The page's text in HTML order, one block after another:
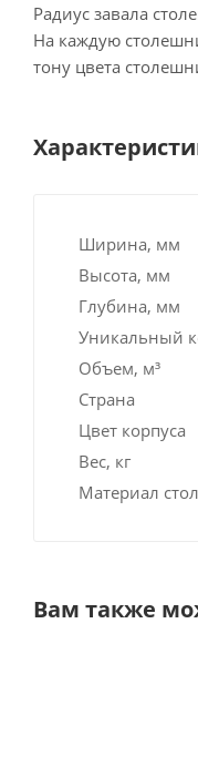
Радиус завала
На каждую
тону цвета
Ширина, мм
Высота, мм
Глубина, мм
Уникальный
Объем, м³
Страна
Цвет корпуса
Вес, кг
Материал
Вам также